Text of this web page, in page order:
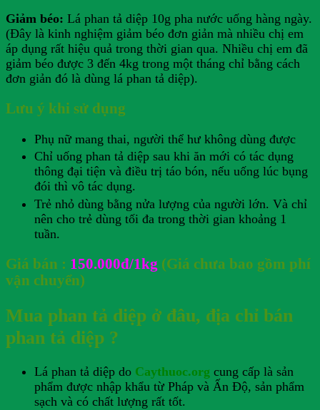
Giảm béo: Lá phan tả diệp 10g pha nước uống hàng ngày.
(Đây là kinh nghiệm giảm béo đơn giản mà nhiều chị em
áp dụng rất hiệu quả trong thời gian qua. Nhiều chị em đã
giảm béo được 3 đến 4kg trong một tháng chỉ bằng cách
đơn giản đó là dùng lá phan tả diệp).
Lưu ý khi sử dụng
Phụ nữ mang thai, người thể hư không dùng được
Chỉ uống phan tả diệp sau khi ăn mới có tác dụng
thông đại tiện và điều trị táo bón, nếu uống lúc bụng
đói thì vô tác dụng.
Trẻ nhỏ dùng bằng nửa lượng của người lớn. Và chỉ
nên cho trẻ dùng tối đa trong thời gian khoảng 1
tuần.
Giá bán : 150.000đ/1kg (Giá chưa bao gồm phí
vận chuyển)
Mua phan tả diệp ở đâu, địa chỉ bán
phan tả diệp ?
Lá phan tả diệp do Caythuoc.org cung cấp là sản
phẩm được nhập khẩu từ Pháp và Ấn Độ, sản phẩm
sạch và có chất lượng rất tốt.